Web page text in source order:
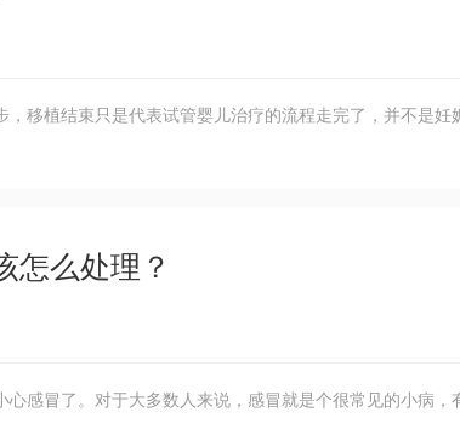
移植结束只是代表试管婴儿治疗的流程走完了，并不是妊
怎么处理？
感冒了。对于大多数人来说，感冒就是个很常见的小病，